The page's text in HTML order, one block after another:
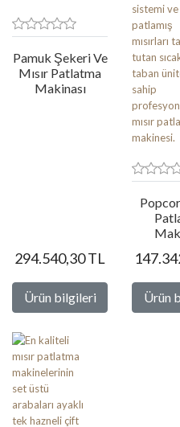
Pamuk Şekeri Ve
Mısır Patlatma
Makinası
294.540,30 TL
Ürün bilgileri Ürün